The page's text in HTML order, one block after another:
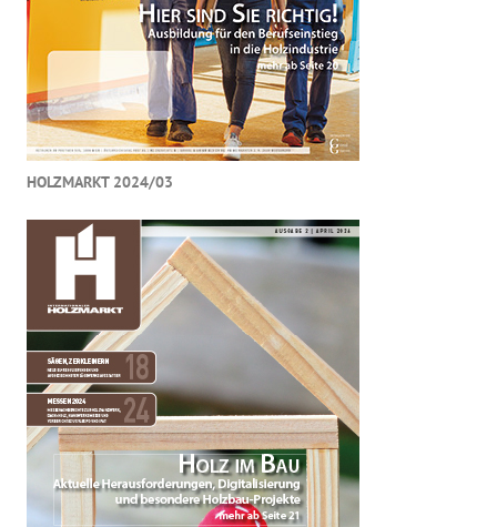
HOLZMARKT 2024/03